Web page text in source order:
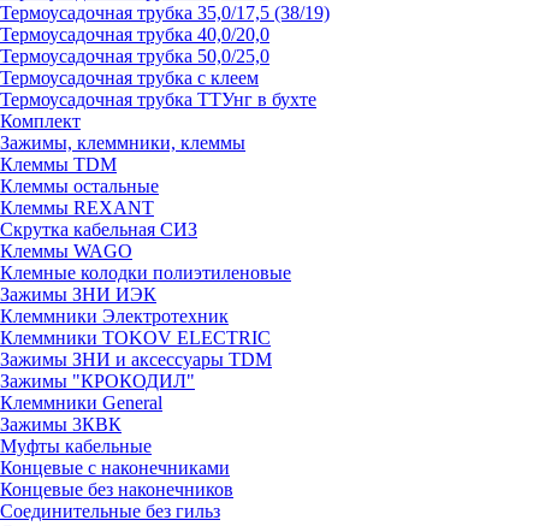
Термоусадочная трубка 35,0/17,5 (38/19)
Термоусадочная трубка 40,0/20,0
Термоусадочная трубка 50,0/25,0
Термоусадочная трубка с клеем
Термоусадочная трубка ТТУнг в бухте
Комплект
Зажимы, клеммники, клеммы
Клеммы TDM
Клеммы остальные
Клеммы REXANT
Скрутка кабельная СИЗ
Клеммы WAGO
Клемные колодки полиэтиленовые
Зажимы ЗНИ ИЭК
Клеммники Электротехник
Клеммники TOKOV ELECTRIC
Зажимы ЗНИ и аксессуары TDM
Зажимы "КРОКОДИЛ"
Клеммники General
Зажимы 3КВК
Муфты кабельные
Концевые с наконечниками
Концевые без наконечников
Соединительные без гильз